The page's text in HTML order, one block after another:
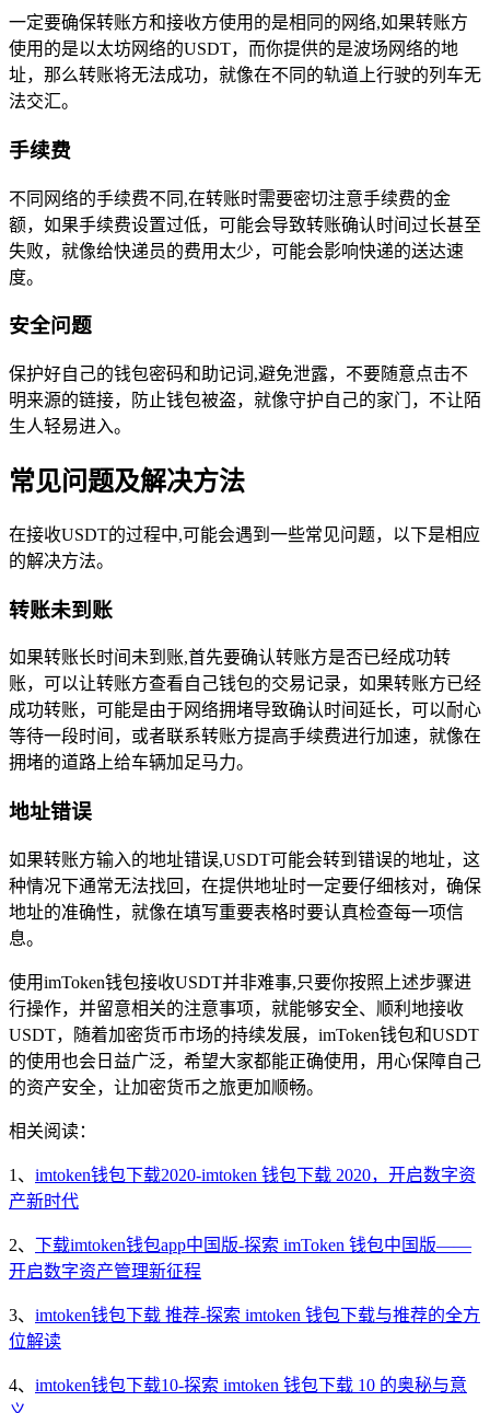
一定要确保转账方和接收方使用的是相同的网络,如果转账方
使用的是以太坊网络的USDT，而你提供的是波场网络的地
址，那么转账将无法成功，就像在不同的轨道上行驶的列车无
法交汇。
手续费
不同网络的手续费不同,在转账时需要密切注意手续费的金
额，如果手续费设置过低，可能会导致转账确认时间过长甚至
失败，就像给快递员的费用太少，可能会影响快递的送达速
度。
安全问题
保护好自己的钱包密码和助记词,避免泄露，不要随意点击不
明来源的链接，防止钱包被盗，就像守护自己的家门，不让陌
生人轻易进入。
常见问题及解决方法
在接收USDT的过程中,可能会遇到一些常见问题，以下是相应
的解决方法。
转账未到账
如果转账长时间未到账,首先要确认转账方是否已经成功转
账，可以让转账方查看自己钱包的交易记录，如果转账方已经
成功转账，可能是由于网络拥堵导致确认时间延长，可以耐心
等待一段时间，或者联系转账方提高手续费进行加速，就像在
拥堵的道路上给车辆加足马力。
地址错误
如果转账方输入的地址错误,USDT可能会转到错误的地址，这
种情况下通常无法找回，在提供地址时一定要仔细核对，确保
地址的准确性，就像在填写重要表格时要认真检查每一项信
息。
使用imToken钱包接收USDT并非难事,只要你按照上述步骤进
行操作，并留意相关的注意事项，就能够安全、顺利地接收
USDT，随着加密货币市场的持续发展，imToken钱包和USDT
的使用也会日益广泛，希望大家都能正确使用，用心保障自己
的资产安全，让加密货币之旅更加顺畅。
相关阅读：
1、 imtoken钱包下载2020-imtoken 钱包下载 2020，开启数字资
产新时代
2、 下载imtoken钱包app中国版-探索 imToken 钱包中国版——
开启数字资产管理新征程
3、 imtoken钱包下载 推荐-探索 imtoken 钱包下载与推荐的全方
位解读
4、 imtoken钱包下载10-探索 imtoken 钱包下载 10 的奥秘与意